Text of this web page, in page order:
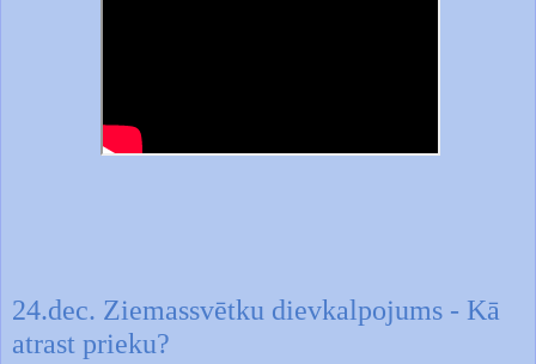
24.dec. Ziemassvētku dievkalpojums - Kā
atrast prieku?